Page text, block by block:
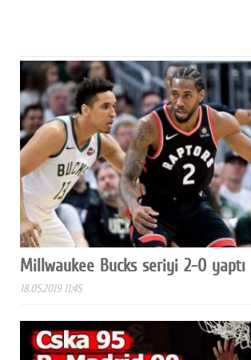
Millwaukee Bucks seriyi 2-0 yaptı
18.05.2019 11:45